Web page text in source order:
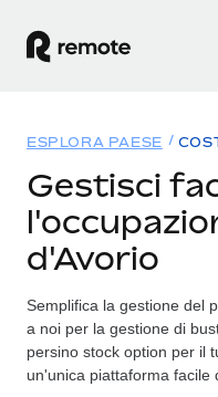
ASSUMI NEL MONDO
Global Payroll
Employer of
Espanditi con zero
Soluzioni
Ricerca paesi
Trova i servizi di
Confronta
Tariffe
Italiano
ESPLORA PAESE
Gestisci
d'Avorio
Semplifica la gestione del
a noi per la gestione di
persino stock option per il
un'unica piattaforma facile